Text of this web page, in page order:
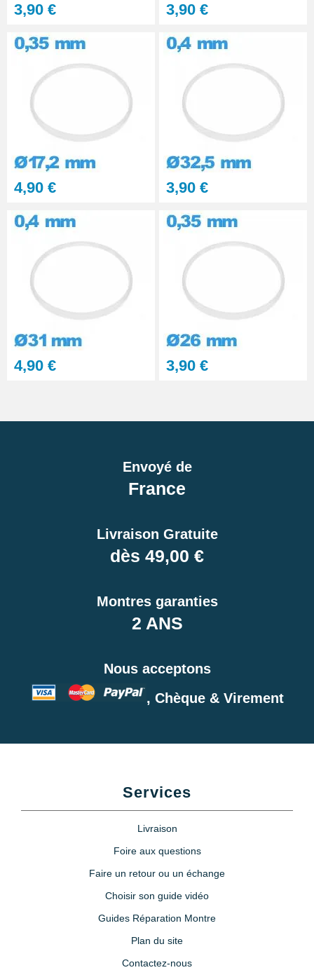
3,90 € 3,90 €
4,90 € 3,90 €
4,90 € 3,90 €
Envoyé de
France
Livraison Gratuite
dès 49,00 €
Montres garanties
2 ANS
Nous acceptons
, Chèque & Virement
Services
Livraison
Foire aux questions
Faire un retour ou un échange
Choisir son guide vidéo
Guides Réparation Montre
Plan du site
Contactez-nous